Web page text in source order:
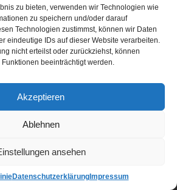
zu bieten, verwenden wir Technologien wie
zu speichern und/oder darauf
Technologien zustimmst, können wir Daten
eindeutige IDs auf dieser Website verarbeiten.
nicht erteilst oder zurückziehst, können
beeinträchtigt werden.
Akzeptieren
Ablehnen
ansehen
DatenschutzerklärungImpressum
ganz gleichgültig!
schimpft die Regenbogenfee,
Anna daran zweifelte, dass
neue Wohnung folgen würde.
Lektion hat Anna gelernt.
Immer wieder besteht sie
werden dabei
in der es neben der